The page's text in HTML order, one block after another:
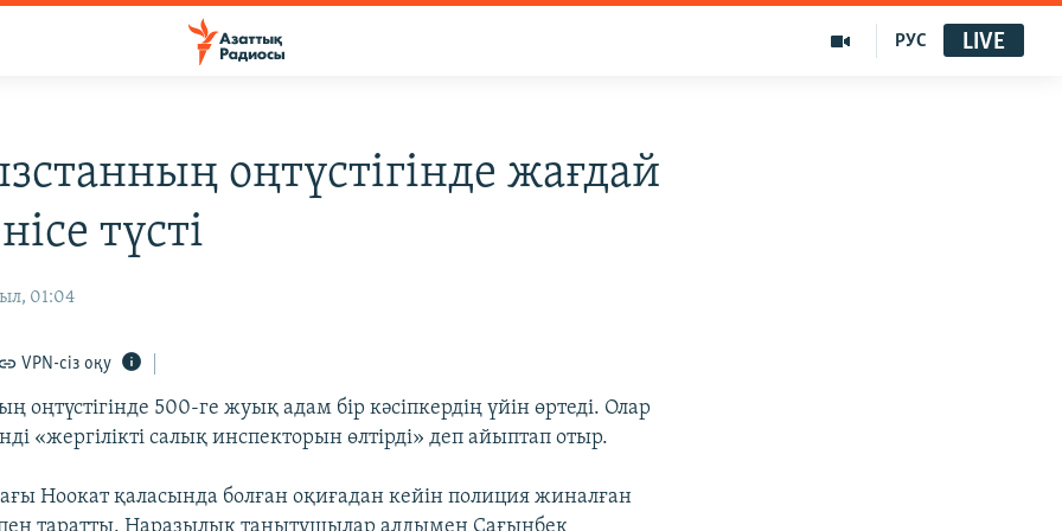
РУС LIVE
оңтүстігінде жағдай
түсті
01:04
VPN-сіз оқу
оңтүстігінде 500-ге жуық адам бір кәсіпкердің үйін өртеді. Олар
«жергілікті салық инспекторын өлтірді» деп айыптап отыр.
Ноокат қаласында болған оқиғадан кейін полиция жиналған